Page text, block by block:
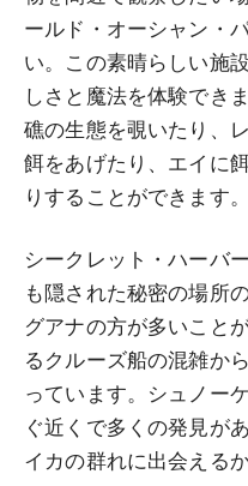
ールド・オーシャン・
い。この素晴らしい施
しさと魔法を体験でき
礁の生態を覗いたり、
餌をあげたり、エイに
りすることができます。
シークレット・ハーバ
も隠された秘密の場所
グアナの方が多いこと
るクルーズ船の混雑か
っています。シュノー
ぐ近くで多くの発見が
イカの群れに出会える